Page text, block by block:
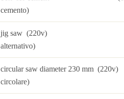
cemento)
jig saw
alternativo)
circular saw diameter
circolare)